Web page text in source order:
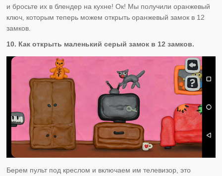
и бросьте их в блендер на кухне! Ок! Мы получили оранжевый
ключ, которым теперь можем открыть оранжевый замок в 12
замков.
10. Как открыть маленький серый замок в 12 замков.
Берем пульт под креслом и включаем им телевизор, это